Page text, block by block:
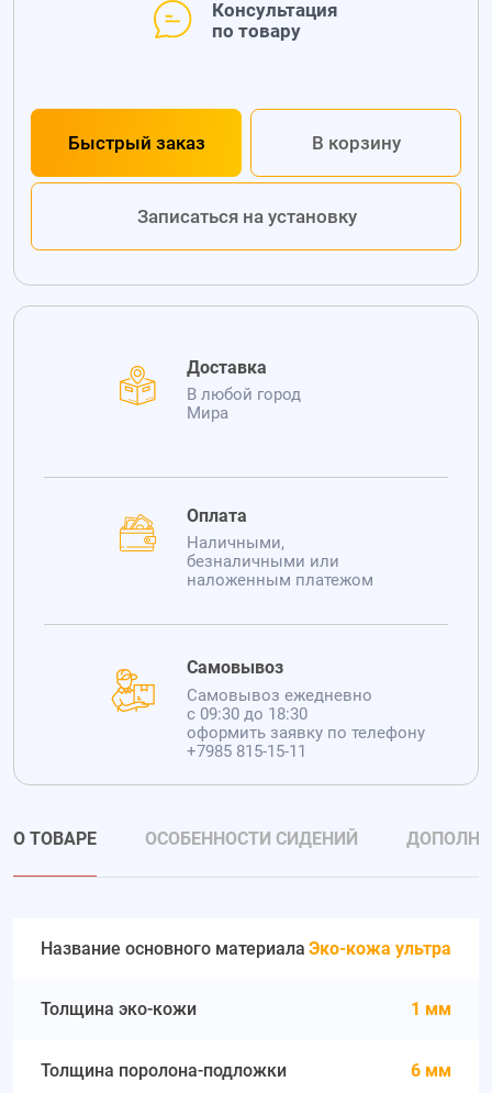
Консультация
по товару
Быстрый заказ В корзину
Записаться на установку
Доставка
В любой город
Мира
Оплата
Наличными,
безналичными или
наложенным платежом
Самовывоз
Самовывоз ежедневно
с 09:30 до 18:30
оформить заявку по телефону
+7985 815-15-11
О ТОВАРЕ ОСОБЕННОСТИ СИДЕНИЙ
Название основного материала Эко-кожа ультра
Толщина эко-кожи 1 мм
Толщина поролона-подложки 6 мм